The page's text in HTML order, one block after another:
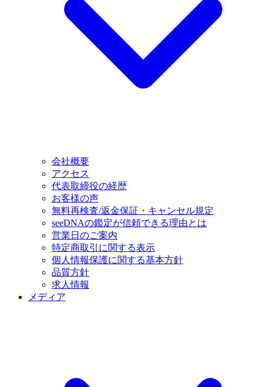
会社概要
アクセス
代表取締役の経歴
お客様の声
無料再検査/返金保証・キャンセル規定
seeDNAの鑑定が信頼できる理由とは
営業日のご案内
特定商取引に関する表示
個人情報保護に関する基本方針
品質方針
求人情報
メディア